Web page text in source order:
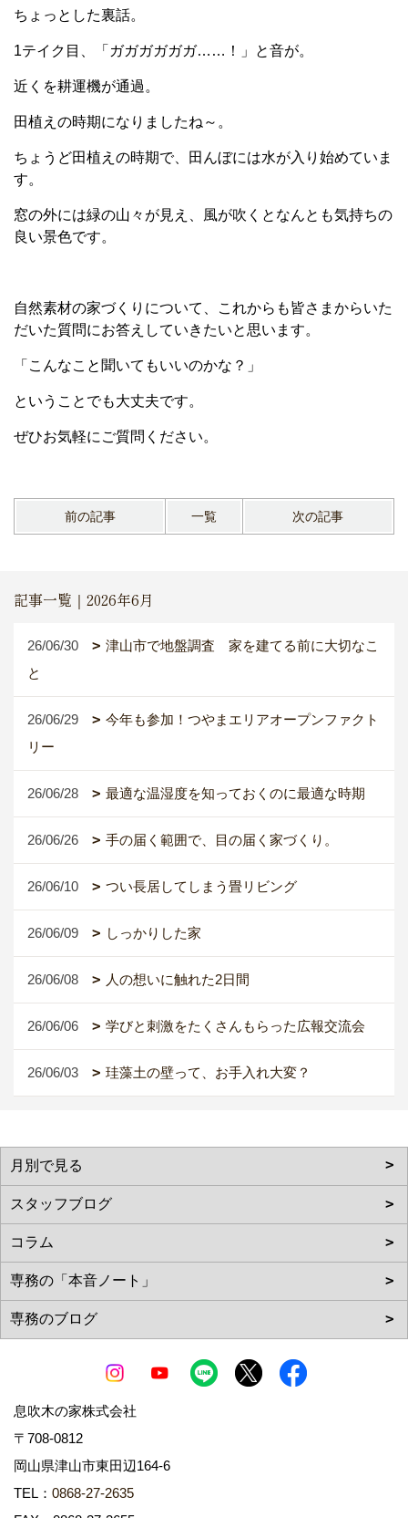
ちょっとした裏話。
1テイク目、「ガガガガガガ……！」と音が。
近くを耕運機が通過。
田植えの時期になりましたね～。
ちょうど田植えの時期で、田んぼには水が入り始めていま
す。
窓の外には緑の山々が見え、風が吹くとなんとも気持ちの
良い景色です。
自然素材の家づくりについて、これからも皆さまからいた
だいた質問にお答えしていきたいと思います。
「こんなこと聞いてもいいのかな？」
ということでも大丈夫です。
ぜひお気軽にご質問ください。
前の記事 一覧 次の記事
記事一覧｜2026年6月
26/06/30
津山市で地盤調査 家を建てる前に大切なこ
と
26/06/29
今年も参加！つやまエリアオープンファクト
リー
26/06/28 最適な温湿度を知っておくのに最適な時期
26/06/26 手の届く範囲で、目の届く家づくり。
26/06/10 つい長居してしまう畳リビング
26/06/09 しっかりした家
26/06/08 人の想いに触れた2日間
26/06/06 学びと刺激をたくさんもらった広報交流会
26/06/03 珪藻土の壁って、お手入れ大変？
息吹木の家株式会社
〒708-0812
岡山県津山市東田辺164-6
TEL： 0868-27-2635